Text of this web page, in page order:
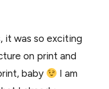
it was so exciting
on print and
baby
I am